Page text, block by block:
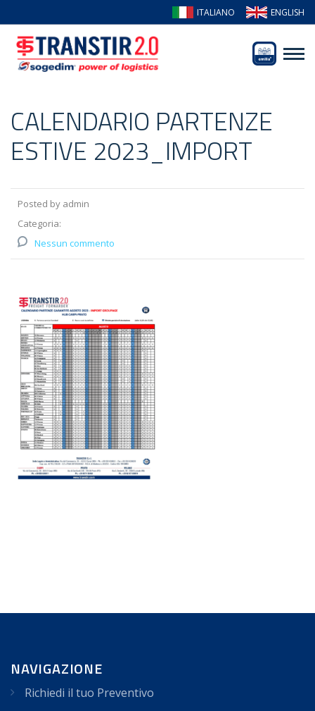
ITALIANO ENGLISH
CALENDARIO PARTENZE
ESTIVE 2023_IMPORT
Posted by admin
Categoria:
Nessun commento
NAVIGAZIONE
Richiedi il tuo Preventivo